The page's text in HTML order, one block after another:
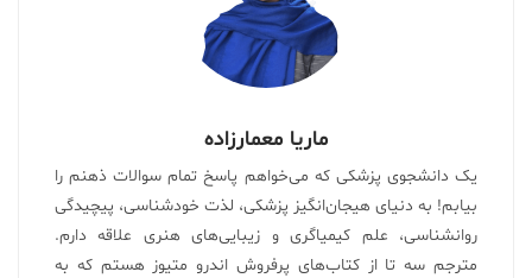
ماریا معمارزاده
یک دانشجوی پزشکی که می‌خواهم پاسخ تمام سوالات ذهنم را
بیابم! به دنیای هیجان‌انگیز پزشکی، لذت خودشناسی، پیچیدگی
روانشناسی، علم کیمیاگری و زیبایی‌های هنری علاقه دارم.
مترجم سه تا از کتاب‌های پرفروش اندرو متیوز هستم که به